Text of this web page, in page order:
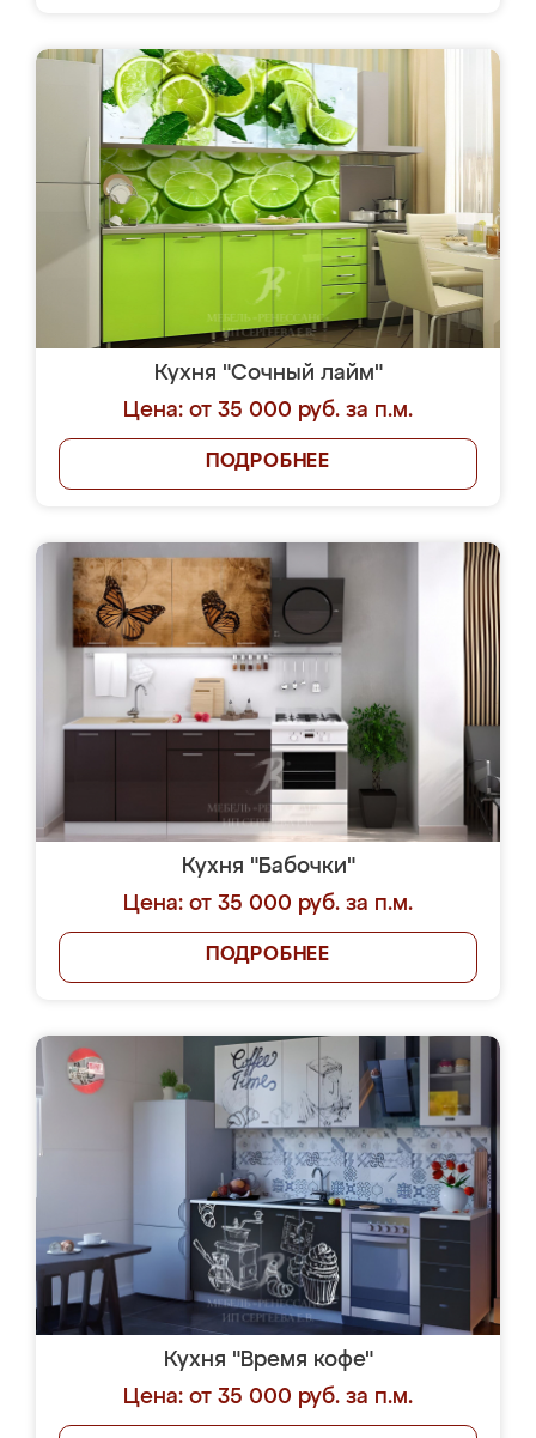
Кухня "Сочный лайм"
Цена: от 35 000 руб. за п.м.
ПОДРОБНЕЕ
Кухня "Бабочки"
Цена: от 35 000 руб. за п.м.
ПОДРОБНЕЕ
Кухня "Время кофе"
Цена: от 35 000 руб. за п.м.